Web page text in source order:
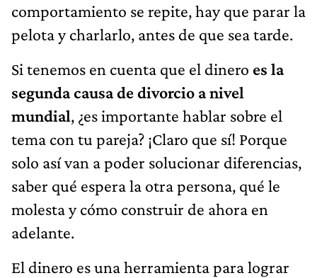
comportamiento se repite, hay que parar la
pelota y charlarlo, antes de que sea tarde.
Si tenemos en cuenta que el dinero es la
segunda causa de divorcio a nivel
mundial, ¿es importante hablar sobre el
tema con tu pareja? ¡Claro que sí! Porque
solo así van a poder solucionar diferencias,
saber qué espera la otra persona, qué le
molesta y cómo construir de ahora en
adelante.
El dinero es una herramienta para lograr